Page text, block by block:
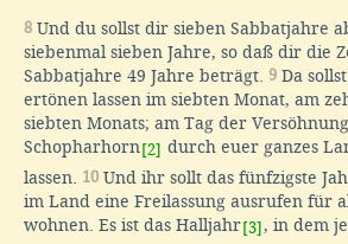
8 Und du sollst dir sieben Sabbatjahre
siebenmal sieben Jahre, so daß dir die
Sabbatjahre 49 Jahre beträgt. 9 Da
ertönen lassen im siebten Monat, am
siebten Monats; am Tag der
Schopharhorn [2] durch euer ganzes
lassen. 10 Und ihr sollt das fünfzigste
im Land eine Freilassung ausrufen für
wohnen. Es ist das Halljahr[3], in dem